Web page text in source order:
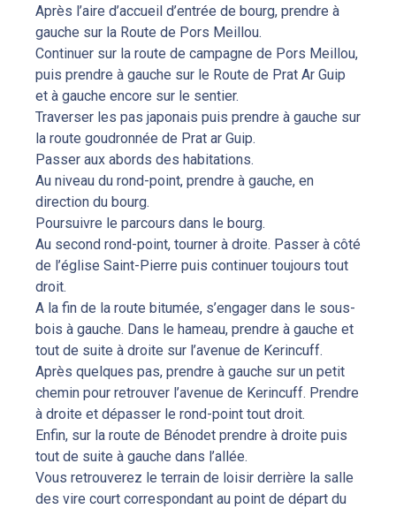
Après l’aire d’accueil d’entrée de bourg, prendre à
gauche sur la Route de Pors Meillou.
Continuer sur la route de campagne de Pors Meillou,
puis prendre à gauche sur le Route de Prat Ar Guip
et à gauche encore sur le sentier.
Traverser les pas japonais puis prendre à gauche sur
la route goudronnée de Prat ar Guip.
Passer aux abords des habitations.
Au niveau du rond-point, prendre à gauche, en
direction du bourg.
Poursuivre le parcours dans le bourg.
Au second rond-point, tourner à droite. Passer à côté
de l’église Saint-Pierre puis continuer toujours tout
droit.
A la fin de la route bitumée, s’engager dans le sous-
bois à gauche. Dans le hameau, prendre à gauche et
tout de suite à droite sur l’avenue de Kerincuff.
Après quelques pas, prendre à gauche sur un petit
chemin pour retrouver l’avenue de Kerincuff. Prendre
à droite et dépasser le rond-point tout droit.
Enfin, sur la route de Bénodet prendre à droite puis
tout de suite à gauche dans l’allée.
Vous retrouverez le terrain de loisir derrière la salle
des vire court correspondant au point de départ du